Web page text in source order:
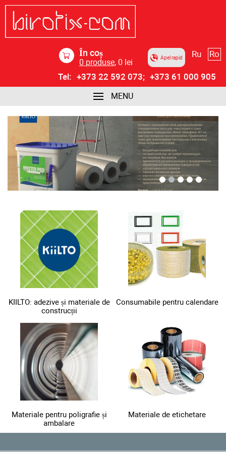
În coș
0 produse, 0 lei Apel rapid Ru Ro
Tel: +373 22 592 073; +373 61 000 905
MENU
KIILTO: adezive și materiale de
construcții
Consumabile pentru calendare
Materiale pentru poligrafie și
ambalare
Materiale de etichetare